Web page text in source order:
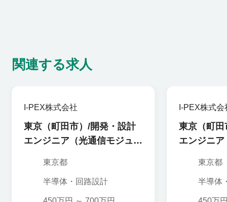
関連する求人
I-PEX株式会社
東京（町田市）/開発・設計
エンジニア（光通信モジュー
東京都
半導体・回路設計
I-PEX株式会
東京（町
エンジニ
東京都
半導体